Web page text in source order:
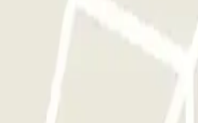
para entrar e sair. Se tiver problemas de